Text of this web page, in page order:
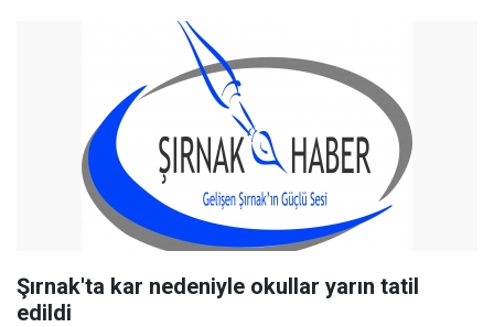
Şırnak'ta kar nedeniyle okullar yarın tatil
edildi